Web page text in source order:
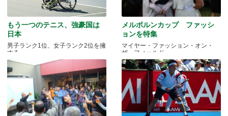
もう一つのテニス、強豪国は
日本
男子ランク1位、女子ランク2位を擁
する
メルボルンカップ ファッシ
ョンを特集
マイヤー・ファッション・オン・
ザ・フィールド